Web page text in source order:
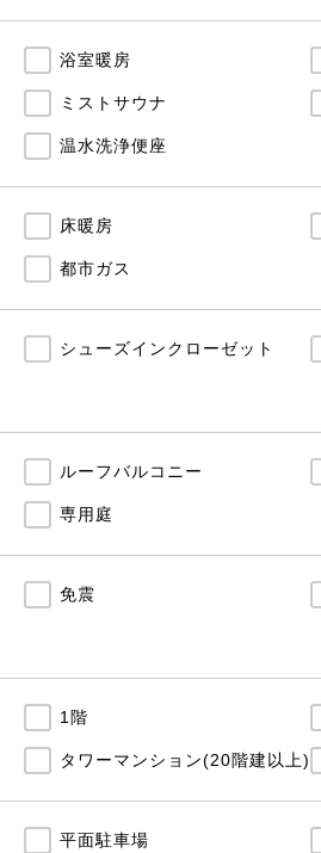
浴室暖房
ミストサウナ
温水洗浄便座
床暖房
都市ガス
シューズインクローゼット
ルーフバルコニー
専用庭
免震
1階
タワーマンション(20階建以上)
平面駐車場